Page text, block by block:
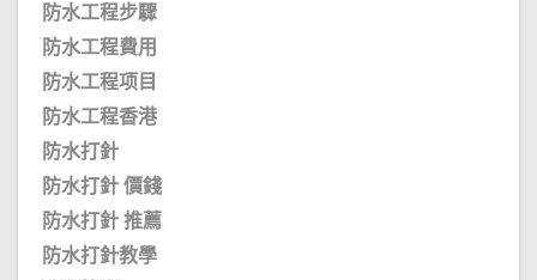
防水工程步驟
防水工程費用
防水工程项目
防水工程香港
防水打針
防水打針 價錢
防水打針 推薦
防水打針教學